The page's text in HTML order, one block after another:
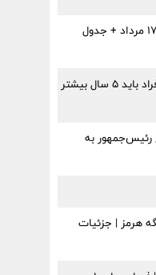
جزئیات ثبت‌نام کوییک S سایپا از شنبه ۱۷ مرداد + جدول
شرط جدید بازنشستگی اجرایی شد؛ این افراد باید ۵ سال بیشتر
به
هرمز | جزئیات